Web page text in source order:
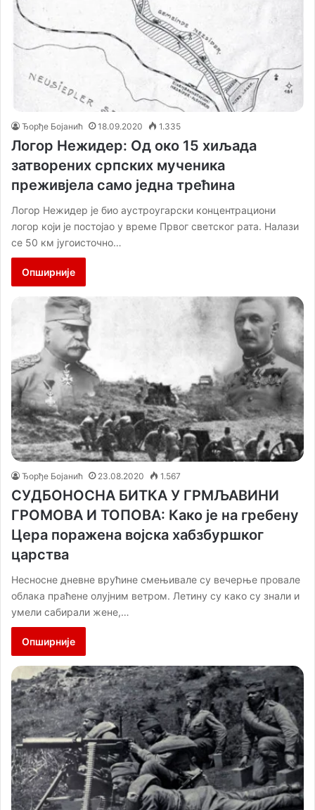
Ђорђе Бојанић 18.09.2020 1.335
Логор Нежидер: Од око 15 хиљада
затворених српских мученика
преживјела само једна трећина
Логор Нежидер је био аустроугарски концентрациони
логор који је постојао у време Првог светског рата. Налази
се 50 км југоисточно…
Опширније
Ђорђе Бојанић 23.08.2020 1.567
СУДБОНОСНА БИТКА У ГРМЉАВИНИ
ГРОМОВА И ТОПОВА: Како је на гребену
Цера поражена војска хабзбуршког
царства
Несносне дневне врућине смењивале су вечерње провале
облака праћене олујним ветром. Летину су како су знали и
умели сабирали жене,…
Опширније